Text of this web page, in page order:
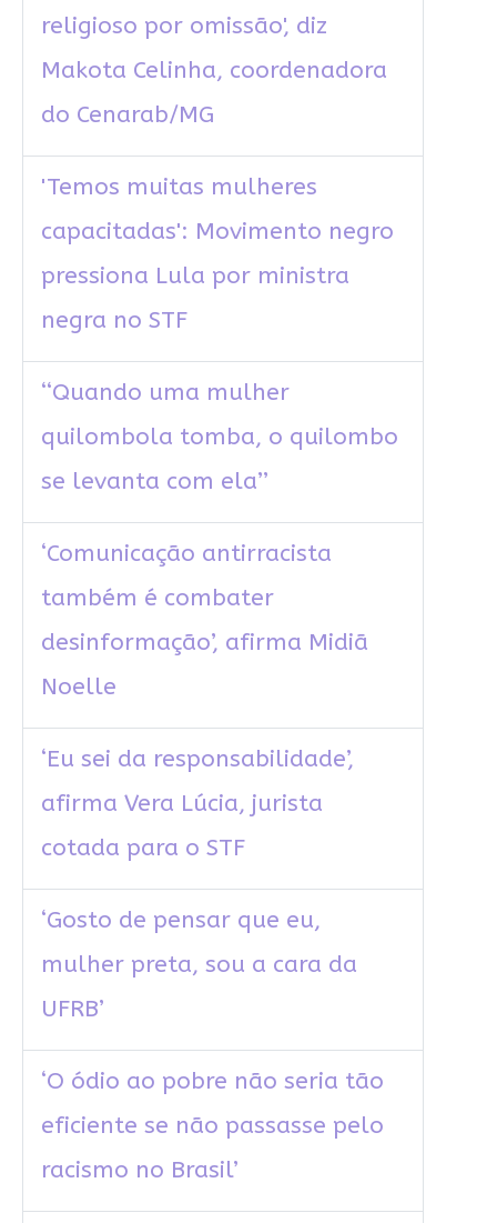
religioso por omissão', diz
Makota Celinha, coordenadora
do Cenarab/MG
'Temos muitas mulheres
capacitadas': Movimento negro
pressiona Lula por ministra
negra no STF
‘‘Quando uma mulher
quilombola tomba, o quilombo
se levanta com ela’’
‘Comunicação antirracista
também é combater
desinformação’, afirma Midiã
Noelle
‘Eu sei da responsabilidade’,
afirma Vera Lúcia, jurista
cotada para o STF
‘Gosto de pensar que eu,
mulher preta, sou a cara da
UFRB’
‘O ódio ao pobre não seria tão
eficiente se não passasse pelo
racismo no Brasil’